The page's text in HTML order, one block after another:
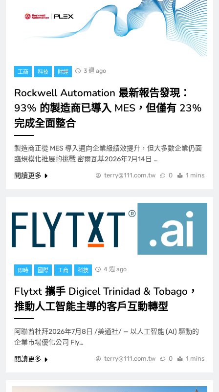
工商 科技 財經 3 週 ago
Rockwell Automation 最新報告發現：
93% 的製造商已導入 MES，但僅有 23%
完成全面整合
製造商正從 MES 導入邁向企業級績效提升，但大多數企業仍面
臨規模化推展的挑戰 密爾瓦基2026年7月14日 …
閱讀更多
terry@111.com.tw 0 1 mins
即時 國際 工商 科技 4 週 ago
Flytxt 攜手 Digicel Trinidad & Tobago，
推動人工智能主導的客戶互動轉型
阿聯酋杜拜2026年7月8日 /美通社/ — 以人工智能 (AI) 驅動的
企業市場優化公司 Fly…
閱讀更多
terry@111.com.tw 0 1 mins